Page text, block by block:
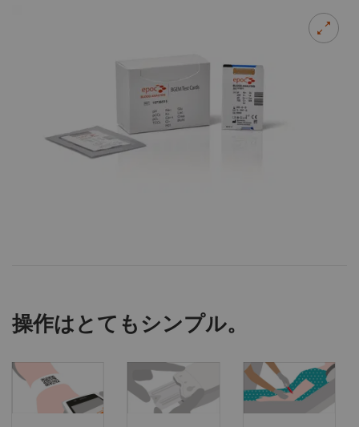
操作はとてもシンプル。